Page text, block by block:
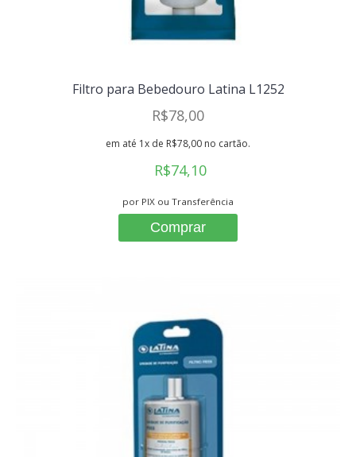
Filtro para Bebedouro Latina L1252
R$78,00
em até 1x de R$78,00 no cartão.
R$74,10
por PIX ou Transferência
Comprar